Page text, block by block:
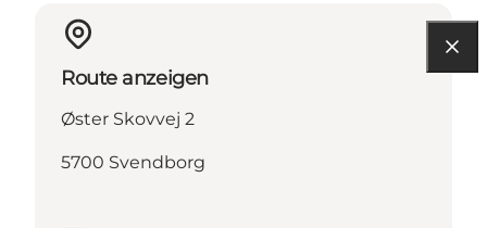
Route anzeigen
Øster Skovvej 2
5700 Svendborg